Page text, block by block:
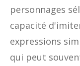
personnages
capacité
expressions
qui peut